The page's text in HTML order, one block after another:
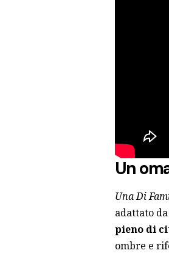
Un
Una Di
adattato
pieno di
ombre e